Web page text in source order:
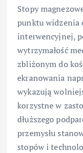
Stopy
punktu widzenia
interwencyjnej,
wytrzymałość
zbliżonym do
ekranowania
wykazują
korzystne w
dłuższego
przemysłu
stopów i